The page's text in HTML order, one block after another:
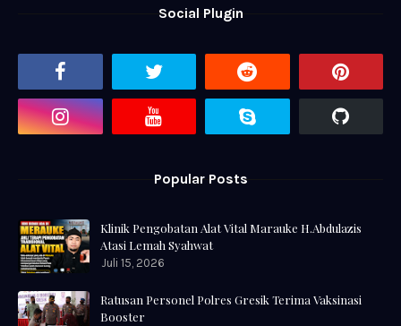
Social Plugin
Popular Posts
Klinik Pengobatan Alat Vital Marauke H.Abdulazis
Atasi Lemah Syahwat
Juli 15, 2026
Ratusan Personel Polres Gresik Terima Vaksinasi
Booster